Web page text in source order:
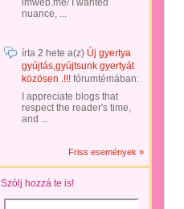
imweb.me/ I wanted
nuance, ...
írta 2 hete a(z) Új gyertya
gyújtás,gyújtsunk gyertyát
közösen .!!! fórumtémában:
I appreciate blogs that
respect the reader's time,
and ...
Friss események »
Szólj hozzá te is!